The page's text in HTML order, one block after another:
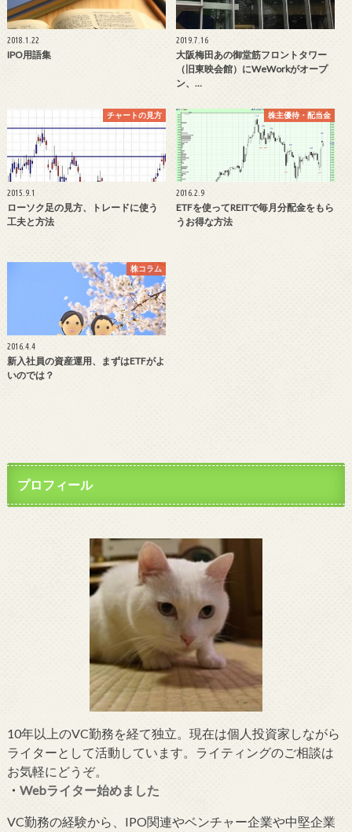
2018.1.22
IPO用語集
2019.7.16
大阪梅田あの御堂筋フロントタワー
（旧東映会館）にWeWorkがオープ
ン、…
チャートの見方
2015.9.1
ローソク足の見方、トレードに使う
工夫と方法
株主優待・配当金
2016.2.9
ETFを使ってREITで毎月分配金をもら
うお得な方法
株コラム
2016.4.4
新入社員の資産運用、まずはETFがよ
いのでは？
プロフィール
10年以上のVC勤務を経て独立。現在は個人投資家しながら
ライターとして活動しています。ライティングのご相談は
お気軽にどうぞ。
・ Webライター始めました
VC勤務の経験から、IPO関連やベンチャー企業や中堅企業